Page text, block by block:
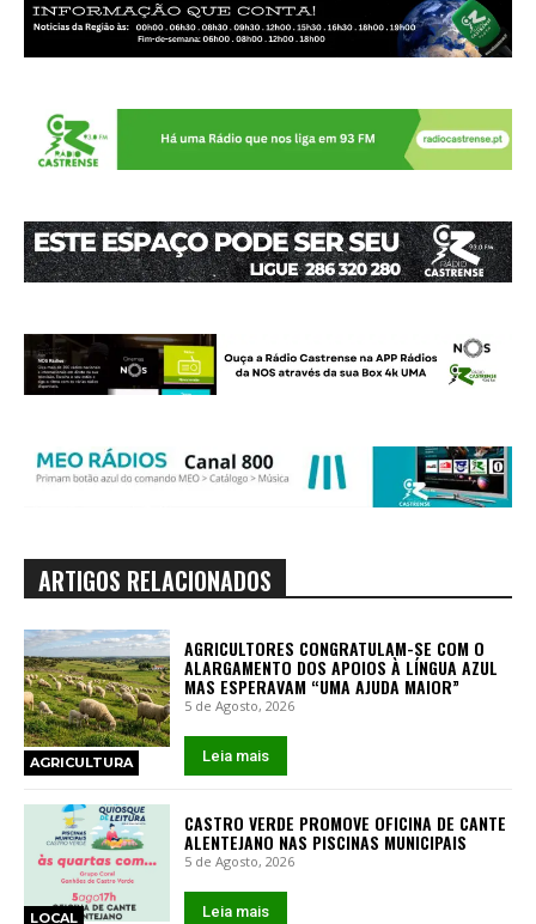
ARTIGOS RELACIONADOS
AGRICULTURA
AGRICULTORES CONGRATULAM-SE COM O
ALARGAMENTO DOS APOIOS À LÍNGUA AZUL
MAS ESPERAVAM “UMA AJUDA MAIOR”
5 de Agosto, 2026
Leia mais
LOCAL
CASTRO VERDE PROMOVE OFICINA DE CANTE
ALENTEJANO NAS PISCINAS MUNICIPAIS
5 de Agosto, 2026
Leia mais